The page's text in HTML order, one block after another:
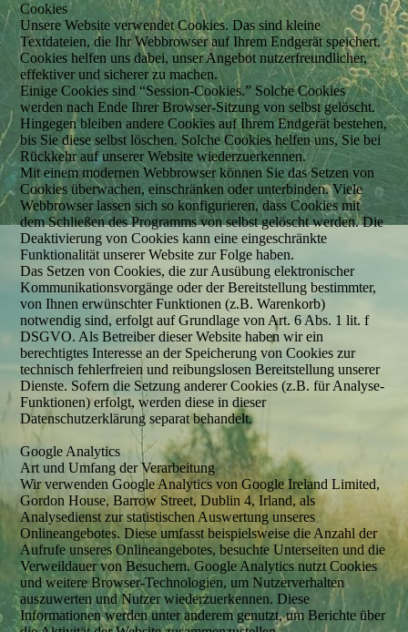
Cookies
Unsere Website verwendet Cookies. Das sind kleine
Textdateien, die Ihr Webbrowser auf Ihrem Endgerät speichert.
Cookies helfen uns dabei, unser Angebot nutzerfreundlicher,
effektiver und sicherer zu machen.
Einige Cookies sind “Session-Cookies.” Solche Cookies
werden nach Ende Ihrer Browser-Sitzung von selbst gelöscht.
Hingegen bleiben andere Cookies auf Ihrem Endgerät bestehen,
bis Sie diese selbst löschen. Solche Cookies helfen uns, Sie bei
Rückkehr auf unserer Website wiederzuerkennen.
Mit einem modernen Webbrowser können Sie das Setzen von
Cookies überwachen, einschränken oder unterbinden. Viele
Webbrowser lassen sich so konfigurieren, dass Cookies mit
dem Schließen des Programms von selbst gelöscht werden. Die
Deaktivierung von Cookies kann eine eingeschränkte
Funktionalität unserer Website zur Folge haben.
Das Setzen von Cookies, die zur Ausübung elektronischer
Kommunikationsvorgänge oder der Bereitstellung bestimmter,
von Ihnen erwünschter Funktionen (z.B. Warenkorb)
notwendig sind, erfolgt auf Grundlage von Art. 6 Abs. 1 lit. f
DSGVO. Als Betreiber dieser Website haben wir ein
berechtigtes Interesse an der Speicherung von Cookies zur
technisch fehlerfreien und reibungslosen Bereitstellung unserer
Dienste. Sofern die Setzung anderer Cookies (z.B. für Analyse-
Funktionen) erfolgt, werden diese in dieser
Datenschutzerklärung separat behandelt.
Google Analytics
Art und Umfang der Verarbeitung
Wir verwenden Google Analytics von Google Ireland Limited,
Gordon House, Barrow Street, Dublin 4, Irland, als
Analysedienst zur statistischen Auswertung unseres
Onlineangebotes. Diese umfasst beispielsweise die Anzahl der
Aufrufe unseres Onlineangebotes, besuchte Unterseiten und die
Verweildauer von Besuchern. Google Analytics nutzt Cookies
und weitere Browser-Technologien, um Nutzerverhalten
auszuwerten und Nutzer wiederzuerkennen. Diese
Informationen werden unter anderem genutzt, um Berichte über